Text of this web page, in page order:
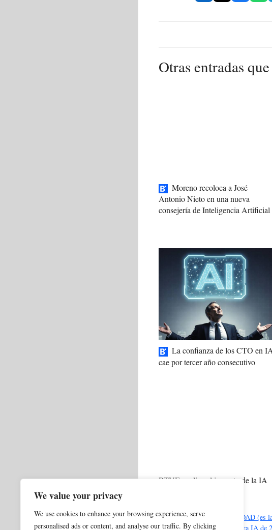
We value your privacy
We use cookies to enhance your browsing experience, serve
personalised ads or content, and analyse our traffic. By clicking
Otras entradas
Moreno recoloca a José
Antonio Nieto en una nueva
consejería de Inteligencia Artificial
La confianza de los CTO en
cae por tercer año consecutivo
RTVE analiza el impacto de la IA
Categorías
0 NORMAL ACTUALIDAD (es
China prepara un chip para IA de